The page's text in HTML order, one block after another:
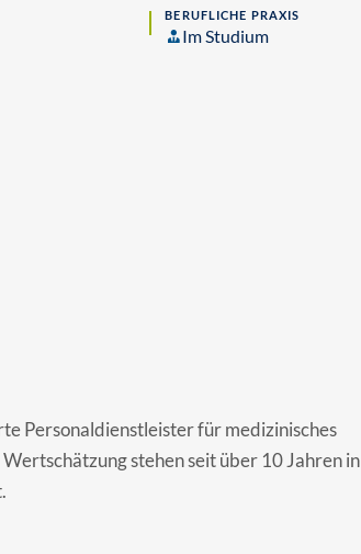
BERUFLICHE PRAXIS
Im Studium
Personaldienstleister für medizinisches
stehen seit über 10 Jahren in